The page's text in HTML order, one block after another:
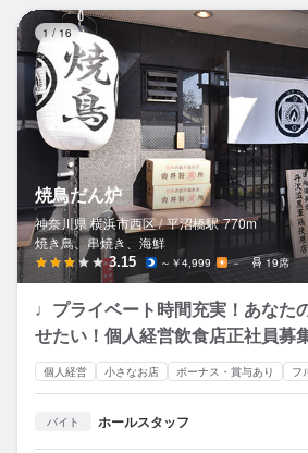
1/16
焼鳥だん炉
神奈川県 横浜市西区 / 平沼橋駅 770m
焼き鳥、串焼き、海鮮
3.15 ～￥4,999 － 19席
♩プライベート時間充実！あなた
せたい！個人経営飲食店正社員募
個人経営 小さなお店 ボーナス・賞与あり フ
バイト ホールスタッフ